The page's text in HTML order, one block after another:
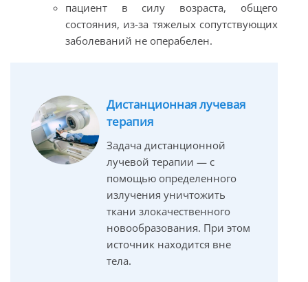
пациент в силу возраста, общего
состояния, из-за тяжелых сопутствующих
заболеваний не операбелен.
Дистанционная лучевая
терапия
Задача дистанционной
лучевой терапии — с
помощью определенного
излучения уничтожить
ткани злокачественного
новообразования. При этом
источник находится вне
тела.